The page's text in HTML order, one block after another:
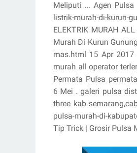
Meliputi ... Agen
listrik-murah-di-kurun-
ELEKTRIK MURAH
Murah Di Kurun
mas.html 15 Apr 2017
murah all operator
Permata Pulsa
6 Mei . galeri pulsa
three kab
pulsa-murah-di-
Tip Trick | Grosir Pulsa